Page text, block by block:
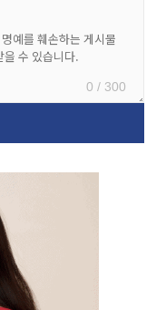
0 / 300